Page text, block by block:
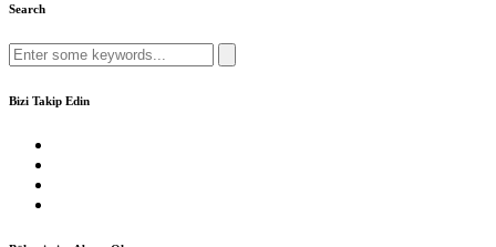
Search
Search
for:
Bizi Takip Edin